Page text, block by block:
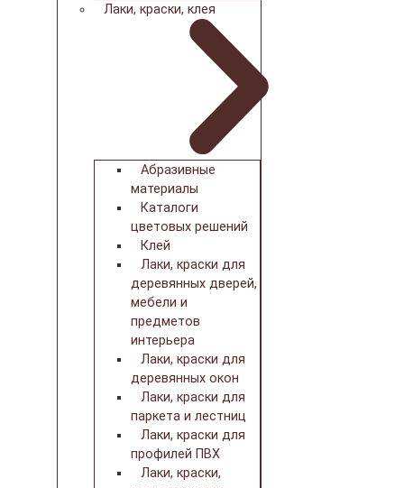
Лаки, краски, клея
Абразивные
материалы
Каталоги
цветовых решений
Клей
Лаки, краски для
деревянных дверей,
мебели и
предметов
интерьера
Лаки, краски для
деревянных окон
Лаки, краски для
паркета и лестниц
Лаки, краски для
профилей ПВХ
Лаки, краски,